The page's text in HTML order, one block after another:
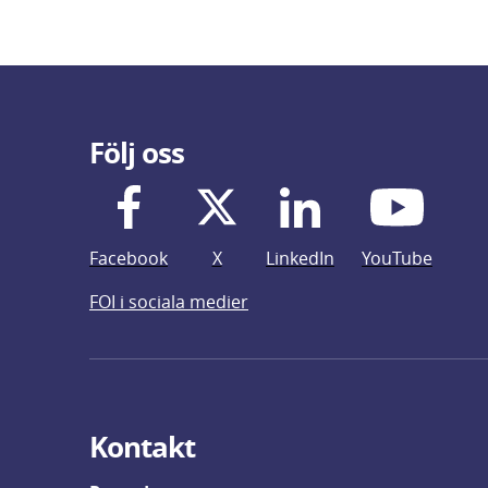
Följ oss
Facebook X LinkedIn
YouTube
FOI i sociala medier
Kontakt